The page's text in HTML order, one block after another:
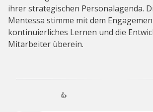
ihrer strategischen Personalagenda.
Mentessa stimme mit dem
kontinuierliches Lernen und die
Mitarbeiter überein.
👍